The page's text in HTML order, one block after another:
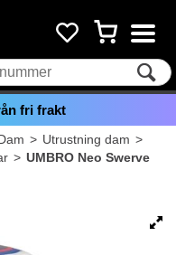
fri frakt
>Utrustning dam>
>UMBRO Neo Swerve